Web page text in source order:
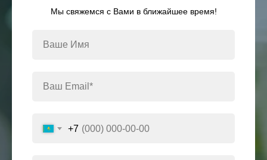
Мы свяжемся с Вами в ближайшее время!
+7